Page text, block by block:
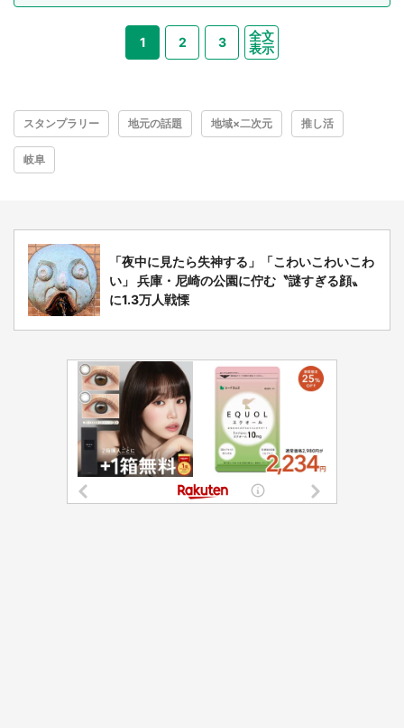
都道府選択
1 2 3
全文
表示
スタンプラリー 地元の話題 地域×二次元 推し活
岐阜
「夜中に見たら失神する」「こわいこわいこわ
い」 兵庫・尼崎の公園に佇む〝謎すぎる顔〟
に1.3万人戦慄